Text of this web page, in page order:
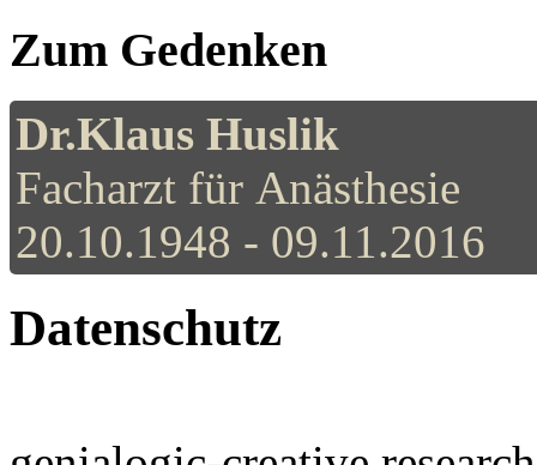
Zum Gedenken
Dr.Klaus Huslik
Facharzt für Anästhesie
20.10.1948 - 09.11.2016
Datenschutz